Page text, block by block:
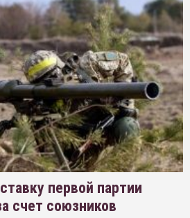
первой партии
счет союзников